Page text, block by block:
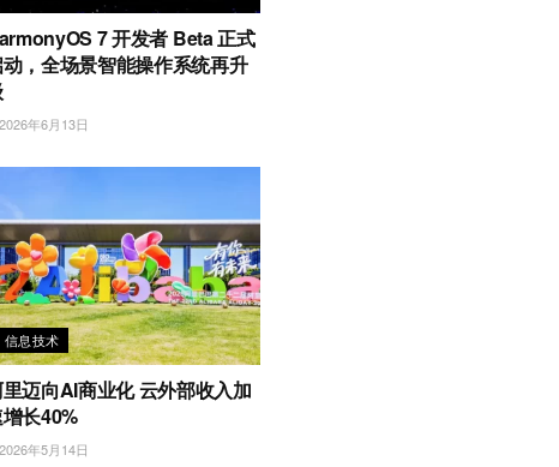
7 开发者 Beta 正式
动，全场景智能操作系统再升
年6月13日
信息技术
迈向AI商业化 云外部收入加
长40%
年5月14日